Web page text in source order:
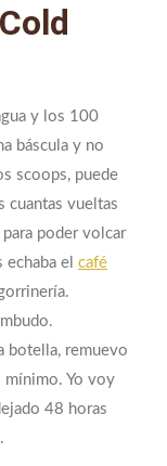
y los 100
báscula y no
scoops, puede
cuantas vueltas
poder volcar
el café
botella, remuevo
mínimo. Yo voy
48 horas